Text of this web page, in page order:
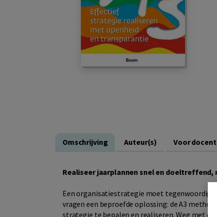
Omschrijving Auteur(s) Voor
Realiseer jaarplannen snel en doeltreffend,
Een organisatiestrategie moet tegenwoordig
vragen een beproefde oplossing: de A3
strategie te bepalen en realiseren. Weg met